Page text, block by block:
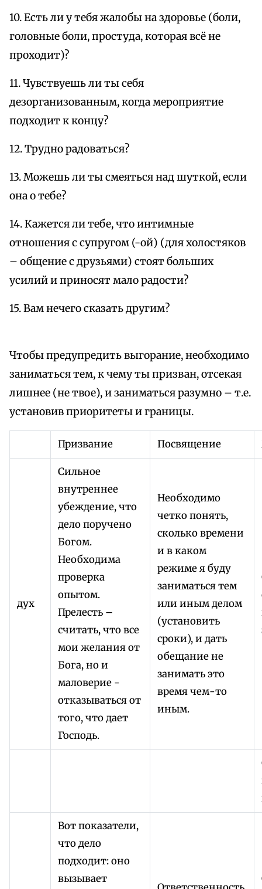
10. Есть ли у тебя жалобы на здоровье (боли,
головные боли, простуда, которая всё не
проходит)?
11. Чувствуешь ли ты себя
дезорганизованным, когда мероприятие
подходит к концу?
12. Трудно радоваться?
13. Можешь ли ты смеяться над шуткой, если
она о тебе?
14. Кажется ли тебе, что интимные
отношения с супругом (-ой) (для холостяков
– общение с друзьями) стоят больших
усилий и приносят мало радости?
15. Вам нечего сказать другим?
Чтобы предупредить выгорание, необходимо
заниматься тем, к чему ты призван, отсекая
лишнее (не твое), и заниматься разумно – т.е.
установив приоритеты и границы.
Призвание Посвящение
дух
Сильное
внутреннее
убеждение, что
дело поручено
Богом.
Необходима
проверка
опытом.
Прелесть –
считать, что все
мои желания от
Бога, но и
маловерие -
отказываться от
того, что дает
Господь.
Необходимо
четко понять,
сколько времени
и в каком
режиме я буду
заниматься тем
или иным делом
(установить
сроки), и дать
обещание не
занимать это
время чем-то
иным.
Вот показатели,
что дело
подходит: оно
вызывает